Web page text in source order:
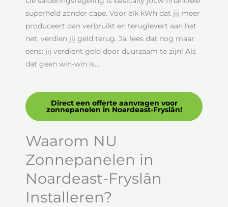
superheld zonder cape. Voor elk kWh dat jij meer
produceert dan verbruikt en teruglevert aan het
net, verdien jij geld terug. Ja, lees dat nog maar
eens: jij verdient geld door duurzaam te zijn! Als
dat geen win-win is…
Direct een offerte aanvragen voor
zonnepanelen in Noardeast-Fryslân!
Waarom NU
Zonnepanelen in
Noardeast-Fryslân
Installeren?